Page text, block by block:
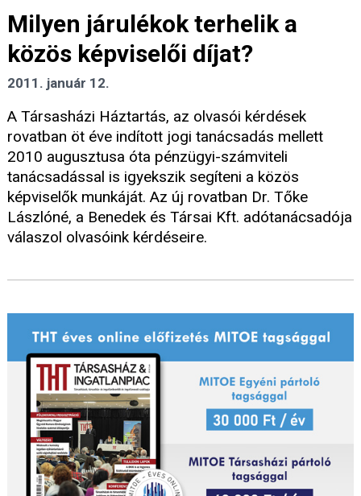
Milyen járulékok terhelik a
közös képviselői díjat?
2011. január 12.
A Társasházi Háztartás, az olvasói kérdések
rovatban öt éve indított jogi tanácsadás mellett
2010 augusztusa óta pénzügyi-számviteli
tanácsadással is igyekszik segíteni a közös
képviselők munkáját. Az új rovatban Dr. Tőke
Lászlóné, a Benedek és Társai Kft. adótanácsadója
válaszol olvasóink kérdéseire.